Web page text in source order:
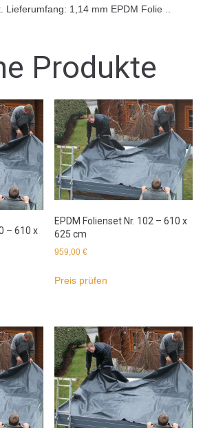
Lieferumfang: 1,14 mm EPDM Folie ..
Produkte
– 610 x
EPDM Folienset Nr. 102 – 610 x
625 cm
959,00€
Preis prüfen